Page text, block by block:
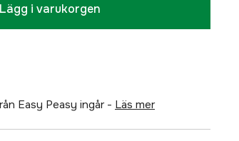
Lägg i varukorgen
Easy Peasy ingår - läs mer